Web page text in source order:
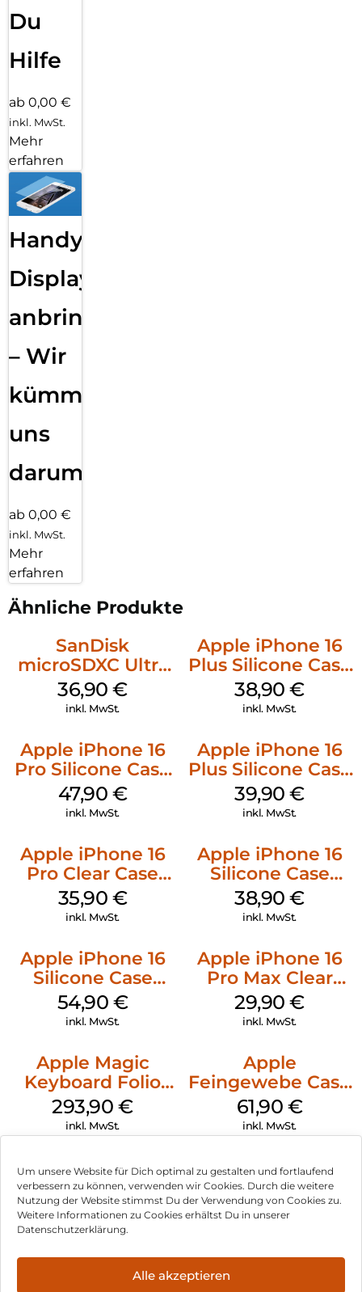
Um unsere Website für Dich optimal zu gestalten und fortlaufend
verbessern zu können, verwenden wir Cookies. Durch die weitere
Nutzung der Website stimmst Du der Verwendung von Cookies zu.
Weitere Informationen zu Cookies erhältst Du in unserer
Datenschutzerklärung.
Alle akzeptieren
Du
Hilfe
ab 0,00 €
inkl. MwSt.
Mehr
erfahren
Handy
Displayfolie
anbringen
– Wir
kümmern
uns
darum!
ab 0,00 €
inkl. MwSt.
Mehr
erfahren
Ähnliche Produkte
SanDisk
microSDXC Ultra
128 GB + Adapter
Mobile
36,90€
inkl. MwSt.
Apple iPhone 16
Plus Silicone Case
MagSafe Denim
38,90€
inkl. MwSt.
Apple iPhone 16
Pro Silicone Case
MagSafe Denim
47,90 €
inkl. MwSt.
Apple iPhone 16
Plus Silicone Case
MagSafe Plum
39,90€
inkl. MwSt.
Apple iPhone 16
Pro Clear Case
MagSafe
Transparent
35,90 €
inkl. MwSt.
Apple iPhone 16
Silicone Case
MagSafe
Ultramarine
38,90€
inkl. MwSt.
Apple iPhone 16
Silicone Case
MagSafe Black
54,90 €
inkl. MwSt.
Apple iPhone 16
Pro Max Clear
Case MagSafe
Transparent
29,90€
inkl. MwSt.
Apple Magic
Keyboard Folio
iPad 10.9″ (10.Gen.)
Weiß
293,90€
inkl. MwSt.
Apple
Feingewebe Case
iPhone 15 Pro
MagSafe Schwarz
61,90 €
inkl. MwSt.
Impressum